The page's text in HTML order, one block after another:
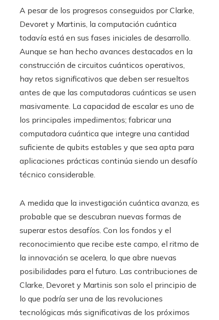
A pesar de los progresos conseguidos por Clarke,
Devoret y Martinis, la computación cuántica
todavía está en sus fases iniciales de desarrollo.
Aunque se han hecho avances destacados en la
construcción de circuitos cuánticos operativos,
hay retos significativos que deben ser resueltos
antes de que las computadoras cuánticas se usen
masivamente. La capacidad de escalar es uno de
los principales impedimentos; fabricar una
computadora cuántica que integre una cantidad
suficiente de qubits estables y que sea apta para
aplicaciones prácticas continúa siendo un desafío
técnico considerable.
A medida que la investigación cuántica avanza, es
probable que se descubran nuevas formas de
superar estos desafíos. Con los fondos y el
reconocimiento que recibe este campo, el ritmo de
la innovación se acelera, lo que abre nuevas
posibilidades para el futuro. Las contribuciones de
Clarke, Devoret y Martinis son solo el principio de
lo que podría ser una de las revoluciones
tecnológicas más significativas de los próximos